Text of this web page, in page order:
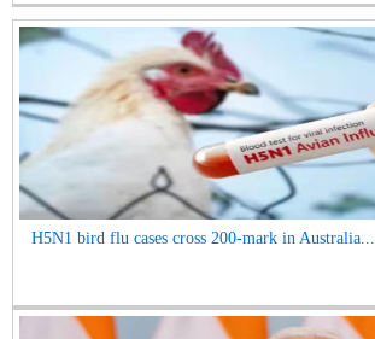
H5N1 bird flu cases cross 200-mark in Australia...